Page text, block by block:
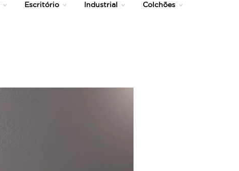
Escritório Industrial Colchões